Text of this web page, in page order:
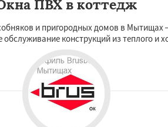
ПВХ в коттедж
и пригородных домов в Мытищах
конструкций из теплого и